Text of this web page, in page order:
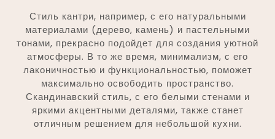
Стиль кантри, например, с его натуральными
материалами (дерево, камень) и пастельными
тонами, прекрасно подойдет для создания уютной
атмосферы. В то же время, минимализм, с его
лаконичностью и функциональностью, поможет
максимально освободить пространство.
Скандинавский стиль, с его белыми стенами и
яркими акцентными деталями, также станет
отличным решением для небольшой кухни.